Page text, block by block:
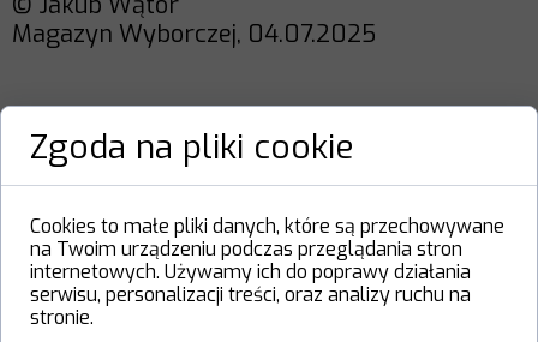
Magazyn Wyborczej, 04.07.2025
https://wyborcza.pl/magazyn/7,124059,3206
0999,przykro-mi-ale-nie-masz-racji-
przeczytal-na-swoj-temat.html
Ostatnie teksty:
AI przejmie większość prac
Zgoda na pliki cookie
Cookies to małe pliki danych, które są przechowywane
na Twoim urządzeniu podczas przeglądania stron
internetowych. Używamy ich do poprawy działania
serwisu, personalizacji treści, oraz analizy ruchu na
stronie.